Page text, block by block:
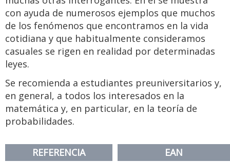
con ayuda de numerosos ejemplos que muchos
de los fenómenos que encontramos en la vida
cotidiana y que habitualmente consideramos
casuales se rigen en realidad por determinadas
leyes.
Se recomienda a estudiantes preuniversitarios y,
en general, a todos los interesados en la
matemática y, en particular, en la teoría de
probabilidades.
REFERENCIA
EAN